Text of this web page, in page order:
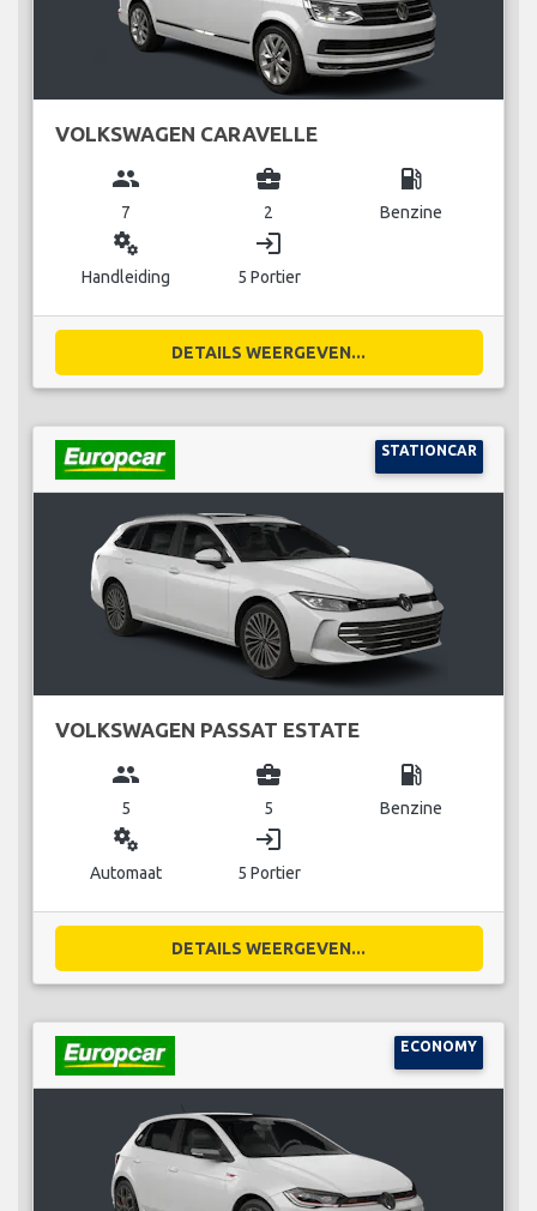
VOLKSWAGEN CARAVELLE
group
7
business_center
2
local_gas_station
Benzine
miscellaneous_services
Handleiding
login
5 Portier
DETAILS WEERGEVEN...
STATIONCAR
VOLKSWAGEN PASSAT ESTATE
group
5
business_center
5
local_gas_station
Benzine
miscellaneous_services
Automaat
login
5 Portier
DETAILS WEERGEVEN...
ECONOMY